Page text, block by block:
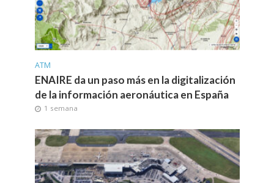
ATM
ENAIRE da un paso más en la digitalización
de la información aeronáutica en España
1 semana